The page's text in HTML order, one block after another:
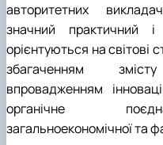
авторитетних
значний практичний
орієнтуються на
збагаченням
впровадженням
органічне
загальноекономічної та